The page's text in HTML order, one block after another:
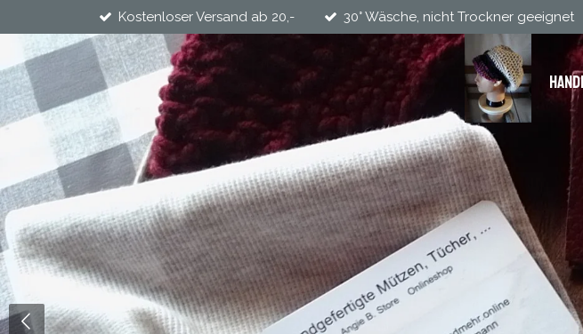
Hauptinhalt
springen
Kostenloser Versand ab 20,- 30° Wäsche, nicht Trockner geeignet